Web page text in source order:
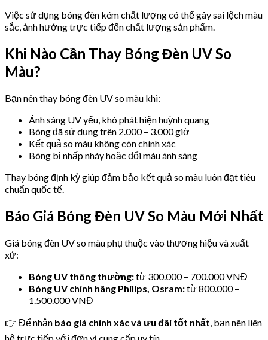
Việc sử dụng bóng đèn kém chất lượng có thể gây sai lệch màu
sắc, ảnh hưởng trực tiếp đến chất lượng sản phẩm.
Khi Nào Cần Thay Bóng Đèn UV So
Màu?
Bạn nên thay bóng đèn UV so màu khi:
Ánh sáng UV yếu, khó phát hiện huỳnh quang
Bóng đã sử dụng trên 2.000 – 3.000 giờ
Kết quả so màu không còn chính xác
Bóng bị nhấp nháy hoặc đổi màu ánh sáng
Thay bóng định kỳ giúp đảm bảo kết quả so màu luôn đạt tiêu
chuẩn quốc tế.
Báo Giá Bóng Đèn UV So Màu Mới Nhất
Giá bóng đèn UV so màu phụ thuộc vào thương hiệu và xuất
xứ:
Bóng UV thông thường:từ 300.000 – 700.000 VNĐ
Bóng UV chính hãng Philips, Osram:từ 800.000 –
1.500.000 VNĐ
👉 Để nhận báo giá chính xác và ưu đãi tốt nhất, bạn nên liên